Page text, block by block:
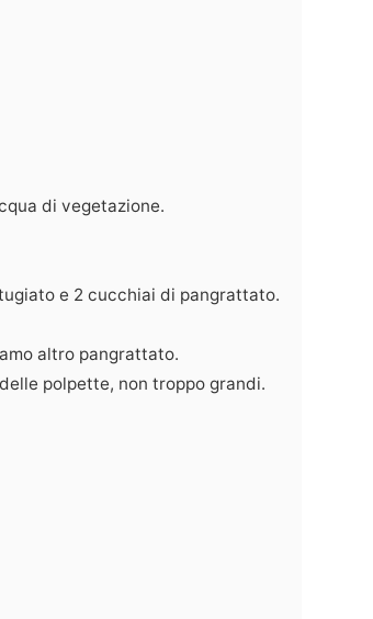
di vegetazione.
e 2 cucchiai di pangrattato.
altro pangrattato.
polpette, non troppo grandi.